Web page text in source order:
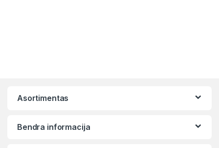
Asortimentas
Bendra informacija